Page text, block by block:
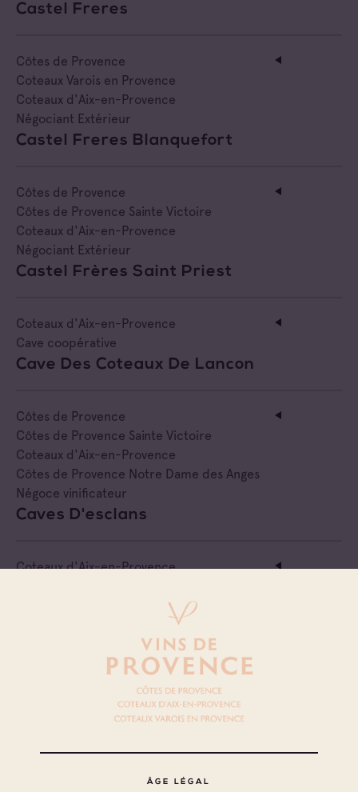
ÂGE LÉGAL
Castel Freres
Côtes de Provence
Coteaux Varois en Provence
Coteaux d'Aix-en-Provence
Négociant Extérieur
Castel Freres Blanquefort
Côtes de Provence
Côtes de Provence Sainte Victoire
Coteaux d'Aix-en-Provence
Négociant Extérieur
Castel Frères Saint Priest
Coteaux d'Aix-en-Provence
Cave coopérative
Cave Des Coteaux De Lancon
Côtes de Provence
Côtes de Provence Sainte Victoire
Coteaux d'Aix-en-Provence
Côtes de Provence Notre Dame des Anges
Négoce vinificateur
Caves D'esclans
Coteaux d'Aix-en-Provence
Cellier De Mont-Major
Côtes de Provence
Coteaux d'Aix-en-Provence
Cellier De Signes